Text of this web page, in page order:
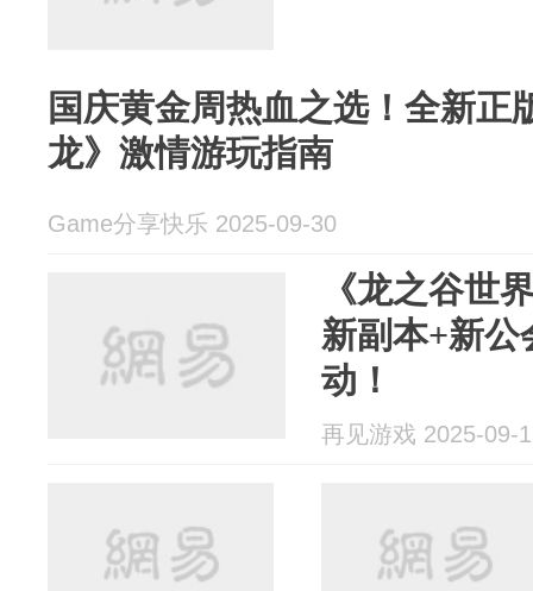
国庆黄金周热血之选！全新正
龙》激情游玩指南
Game分享快乐 2025-09-30
《龙之谷世
新副本+新公
动！
再见游戏 2025-09-